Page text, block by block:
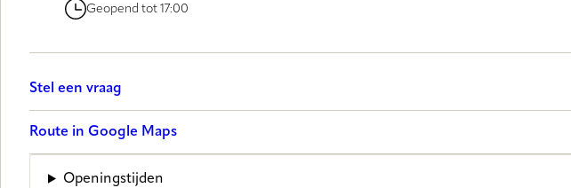
Geopend tot 17:00
Stel een vraag
Route in Google Maps
Openingstijden